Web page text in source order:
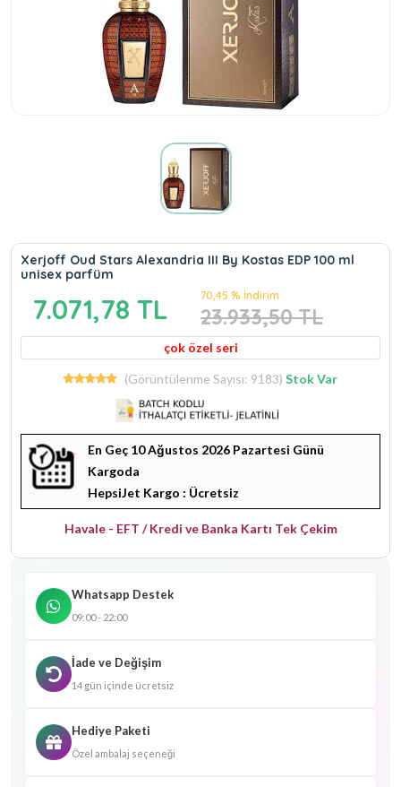
Xerjoff Oud Stars Alexandria III By Kostas EDP 100 ml
unisex parfüm
7.071,78 TL 70,45 % İndirim
23.933,50 TL
(Görüntülenme Sayısı: 9183) Stok Var
En Geç 10 Ağustos 2026 Pazartesi Günü
Kargoda
HepsiJet Kargo : Ücretsiz
Havale - EFT / Kredi ve Banka Kartı Tek Çekim
Whatsapp Destek
09:00 - 22:00
İade ve Değişim
14 gün içinde ücretsiz
Hediye Paketi
Özel ambalaj seçeneği